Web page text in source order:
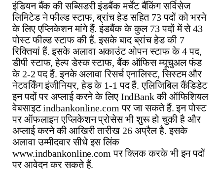
इंडियन बैंक की सब्सिडरी इंडबैंक मर्चेंट बैंकिंग सर्विसेज
लिमिटेड ने फील्ड स्टाफ, ब्रांच हेड सहित 73 पदों को भरने
के लिए एप्लिकेशन मांगे हैं. इंडबैंक के कुल 73 पदों में से 43
पोस्ट फील्ड स्टाफ की हैं. इसके बाद ब्रांच हेड की 7
रिक्तियां हैं. इसके अलावा अकाउंट ओपन स्टाफ के 4 पद,
डीपी स्टाफ, हेल्प डेस्क स्टाफ, बैंक ऑफिस म्यूचुअल फंड
के 2-2 पद हैं. इनके अलावा रिसर्च एनालिस्ट, सिस्टम और
नेटवर्किंग इंजीनियर, हेड के 1-1 पद हैं. एलिजिबिल कैंडिडेट
इन पदों पर अप्लाई करने के लिए IndBank की ऑफिशियल
वेबसाइट indbankonline.com पर जा सकते हैं. इन पोस्ट
पर ऑफलाइन एप्लिकेशन प्रोसेस भी शुरू हो चुकी है और
अप्लाई करने की आखिरी तारीख 26 अप्रैल है. इसके
अलावा उम्मीदवार सीधे इस लिंक
www.indbankonline.com पर क्लिक करके भी इन पदों
पर आवेदन कर सकते हैं.